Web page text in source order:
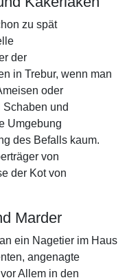
zu spät
der
in Trebur, wenn man
oder
und
Umgebung
des Befalls kaum.
von
der Kot von
Marder
ein Nagetier im Haus
angenagte
Allem in den